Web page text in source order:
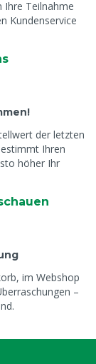
Ihre Teilnahme
Kundenservice
der letzten
Ihren
höher Ihr
im Webshop
–